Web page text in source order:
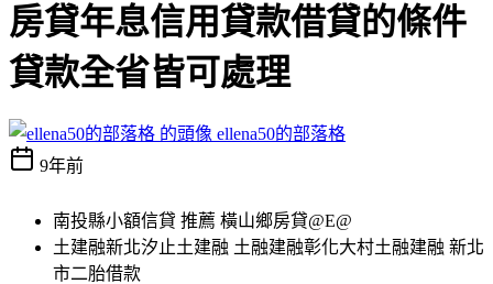
房貸年息信用貸款借貸的條件
貸款全省皆可處理
ellena50的部落格
9年前
南投縣小額信貸 推薦 橫山鄉房貸@E@
土建融新北汐止土建融 土融建融彰化大村土融建融 新北
市二胎借款